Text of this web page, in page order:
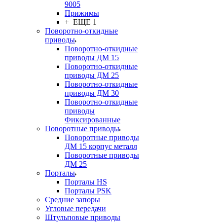
9005
Прижимы
+ ЕЩЕ 1
Поворотно-откидные
приводы
Поворотно-откидные
приводы ДМ 15
Поворотно-откидные
приводы ДМ 25
Поворотно-откидные
приводы ДМ 30
Поворотно-откидные
приводы
Фиксированные
Поворотные приводы
Поворотные приводы
ДМ 15 корпус металл
Поворотные приводы
ДМ 25
Порталы
Порталы HS
Порталы PSK
Средние запоры
Угловые передачи
Штульповые приводы